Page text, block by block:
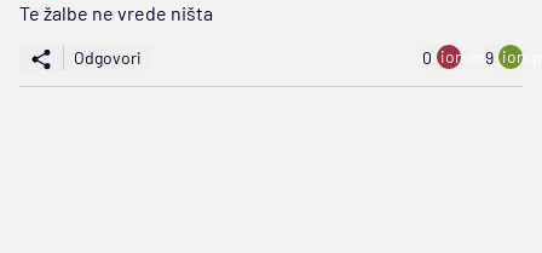
Te žalbe ne vrede ništa
Odgovori 0 ion:minus
9